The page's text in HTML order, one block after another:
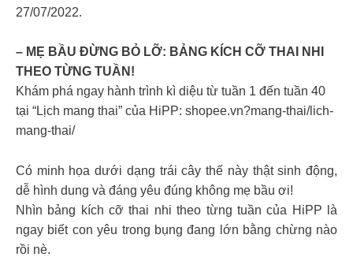
27/07/2022.
– MẸ BẦU ĐỪNG BỎ LỠ: BẢNG KÍCH CỠ THAI NHI
THEO TỪNG TUẦN!
Khám phá ngay hành trình kì diệu từ tuần 1 đến tuần 40
tại “Lịch mang thai” của HiPP: shopee.vn?mang-thai/lich-
mang-thai/
Có minh họa dưới dạng trái cây thế này thật sinh động,
dễ hình dung và đáng yêu đúng không mẹ bầu ơi!
Nhìn bảng kích cỡ thai nhi theo từng tuần của HiPP là
ngay biết con yêu trong bụng đang lớn bằng chừng nào
rồi nè.